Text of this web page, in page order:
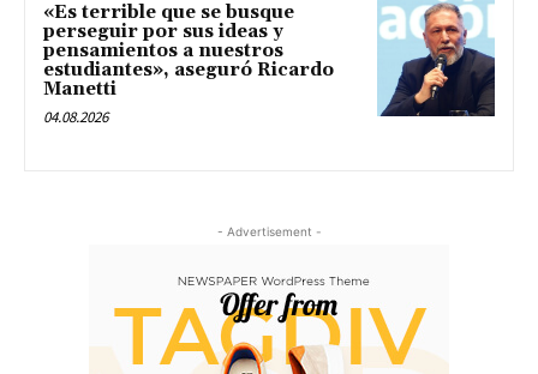
«Es terrible que se busque
perseguir por sus ideas y
pensamientos a nuestros
estudiantes», aseguró Ricardo
Manetti
04.08.2026
- Advertisement -